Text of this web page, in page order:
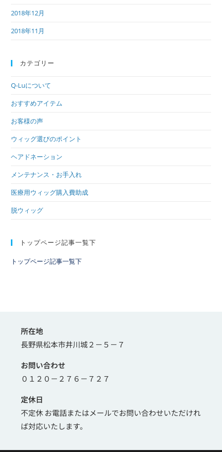
2018年12月
2018年11月
カテゴリー
Q-Luについて
おすすめアイテム
お客様の声
ウィッグ選びのポイント
ヘアドネーション
メンテナンス・お手入れ
医療用ウィッグ購入費助成
脱ウィッグ
トップページ記事一覧下
トップページ記事一覧下
所在地
長野県松本市井川城２－５－７
お問い合わせ
０１２０－２７６－７２７
定休日
不定休 お電話またはメールでお問い合わせいただけれ
ば対応いたします。